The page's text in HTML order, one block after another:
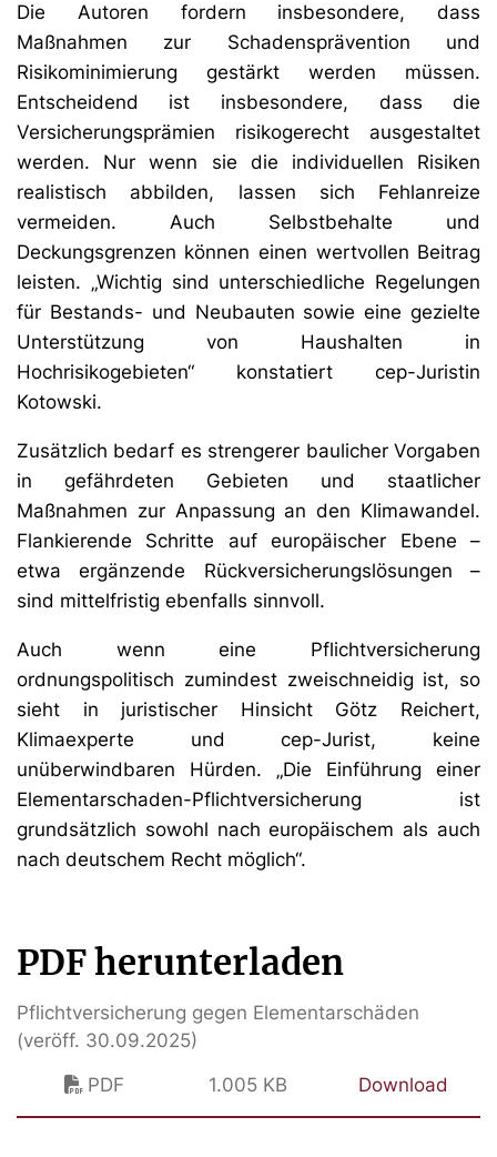
Die Autoren fordern insbesondere, dass
Maßnahmen zur Schadensprävention und
Risikominimierung gestärkt werden müssen.
Entscheidend ist insbesondere, dass die
Versicherungsprämien risikogerecht ausgestaltet
werden. Nur wenn sie die individuellen Risiken
realistisch abbilden, lassen sich Fehlanreize
vermeiden. Auch Selbstbehalte und
Deckungsgrenzen können einen wertvollen Beitrag
leisten. „Wichtig sind unterschiedliche Regelungen
für Bestands- und Neubauten sowie eine gezielte
Unterstützung von Haushalten in
Hochrisikogebieten“ konstatiert cep-Juristin
Kotowski.
Zusätzlich bedarf es strengerer baulicher Vorgaben
in gefährdeten Gebieten und staatlicher
Maßnahmen zur Anpassung an den Klimawandel.
Flankierende Schritte auf europäischer Ebene –
etwa ergänzende Rückversicherungslösungen –
sind mittelfristig ebenfalls sinnvoll.
Auch wenn eine Pflichtversicherung
ordnungspolitisch zumindest zweischneidig ist, so
sieht in juristischer Hinsicht Götz Reichert,
Klimaexperte und cep-Jurist, keine
unüberwindbaren Hürden. „Die Einführung einer
Elementarschaden-Pflichtversicherung ist
grundsätzlich sowohl nach europäischem als auch
nach deutschem Recht möglich“.
PDF herunterladen
Pflichtversicherung gegen Elementarschäden
(veröff. 30.09.2025)
PDF
1.005 KB Download